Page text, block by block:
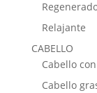
Relajante
CABELLO
Cabello
Cabello